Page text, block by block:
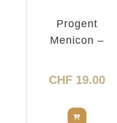
Progent
Menicon –
intensif
CHF19.00